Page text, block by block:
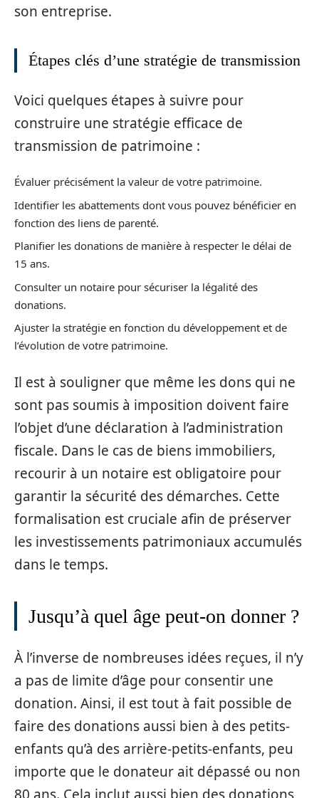
son entreprise.
Étapes clés d’une stratégie de transmission
Voici quelques étapes à suivre pour
construire une stratégie efficace de
transmission de patrimoine :
Évaluer précisément la valeur de votre patrimoine.
Identifier les abattements dont vous pouvez bénéficier en
fonction des liens de parenté.
Planifier les donations de manière à respecter le délai de
15 ans.
Consulter un notaire pour sécuriser la légalité des
donations.
Ajuster la stratégie en fonction du développement et de
l’évolution de votre patrimoine.
Il est à souligner que même les dons qui ne
sont pas soumis à imposition doivent faire
l’objet d’une déclaration à l’administration
fiscale. Dans le cas de biens immobiliers,
recourir à un notaire est obligatoire pour
garantir la sécurité des démarches. Cette
formalisation est cruciale afin de préserver
les investissements patrimoniaux accumulés
dans le temps.
Jusqu’à quel âge peut-on donner ?
À l’inverse de nombreuses idées reçues, il n’y
a pas de limite d’âge pour consentir une
donation. Ainsi, il est tout à fait possible de
faire des donations aussi bien à des petits-
enfants qu’à des arrière-petits-enfants, peu
importe que le donateur ait dépassé ou non